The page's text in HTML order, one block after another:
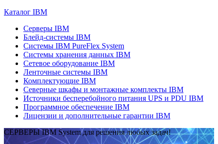
Каталог IBM
Серверы IBM
Блейд-системы IBM
Системы IBM PureFlex System
Системы хранения данных IBM
Сетевое оборудование IBM
Ленточные системы IBM
Комплектующие IBM
Северные шкафы и монтажные комплекты IBM
Источники бесперебойного питания UPS и PDU IBM
Программное обеспечение IBM
Лицензии и дополнительные гарантии IBM
СЕРВЕРЫ IBM System для решения любых задач!